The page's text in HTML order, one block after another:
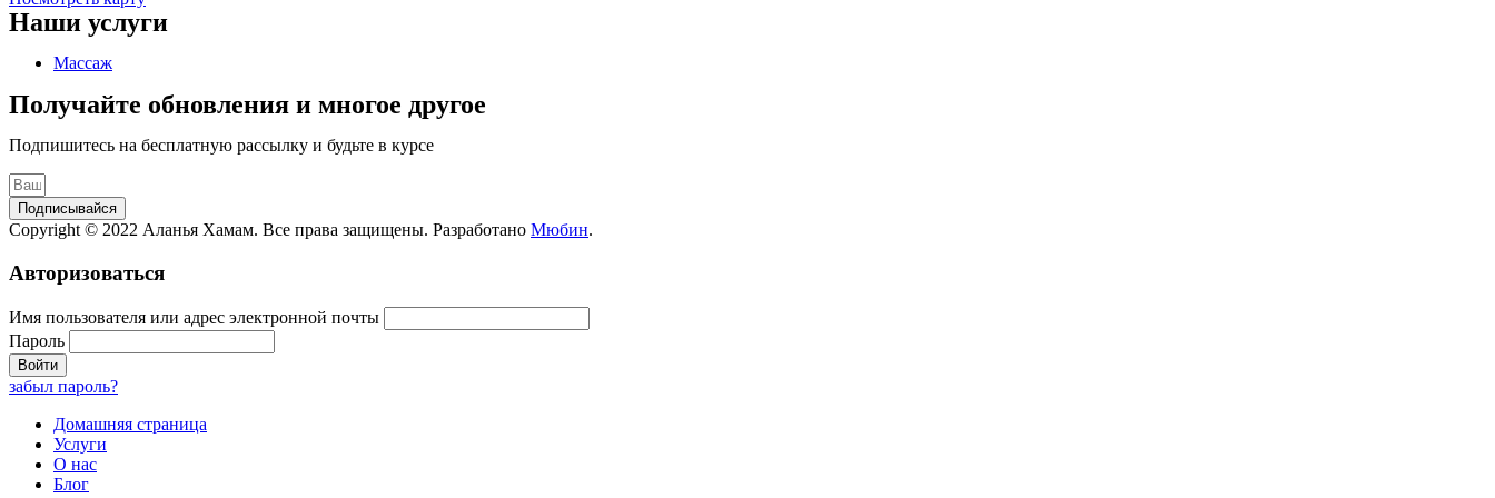
Наши услуги
Массаж
Получайте обновления и многое другое
Подпишитесь на бесплатную рассылку и будьте в курсе
Подписывайся
Copyright © 2022 Аланья Хамам. Все права защищены. Разработано Мюбин.
Авторизоваться
Имя пользователя или адрес электронной почты
Пароль
забыл пароль?
Домашняя страница
Услуги
О нас
Блог